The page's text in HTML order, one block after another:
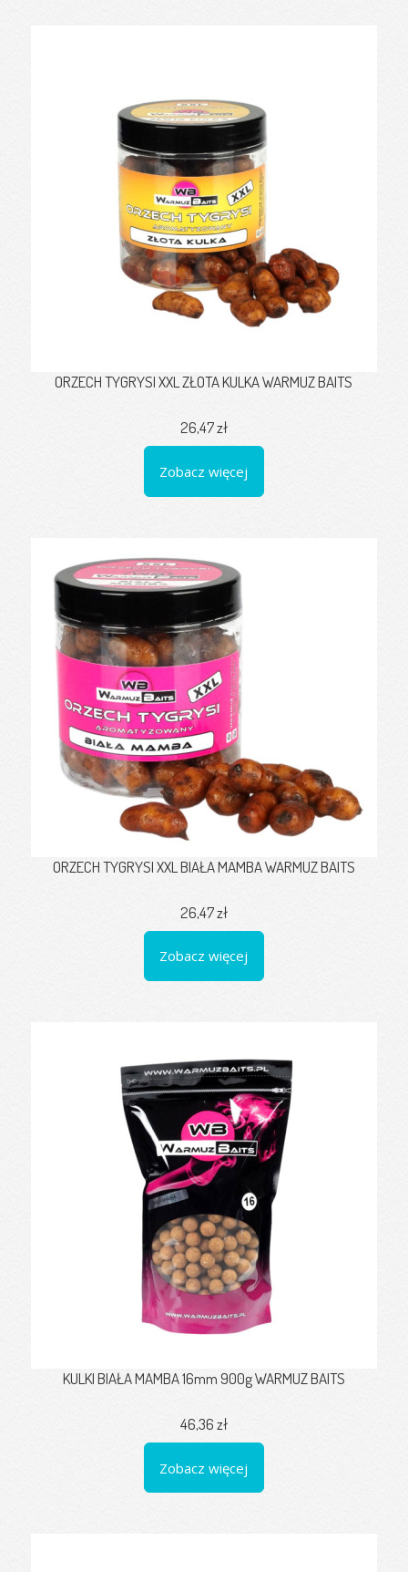
ORZECH TYGRYSI XXL ZŁOTA KULKA WARMUZ BAITS
26,47 zł
Zobacz więcej
ORZECH TYGRYSI XXL BIAŁA MAMBA WARMUZ BAITS
26,47 zł
Zobacz więcej
KULKI BIAŁA MAMBA 16mm 900g WARMUZ BAITS
46,36 zł
Zobacz więcej